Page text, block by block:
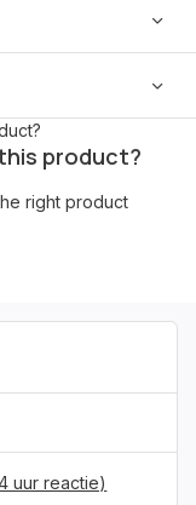
product?
right product
uur reactie)